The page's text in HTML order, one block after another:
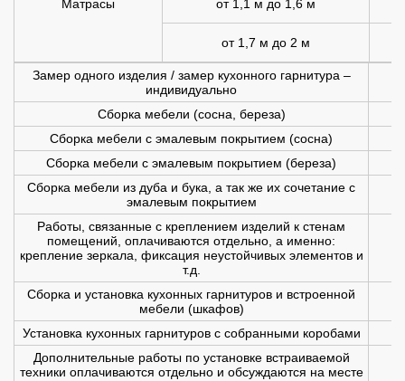
Матрасы от 1,1 м до 1,6 м
от 1,7 м до 2 м
Замер одного изделия / замер кухонного гарнитура –
индивидуально
Сборка мебели (сосна, береза)
Сборка мебели с эмалевым покрытием (сосна)
Сборка мебели с эмалевым покрытием (береза)
Сборка мебели из дуба и бука, а так же их сочетание с
эмалевым покрытием
Работы, связанные с креплением изделий к стенам
помещений, оплачиваются отдельно, а именно:
крепление зеркала, фиксация неустойчивых элементов и
т.д.
Сборка и установка кухонных гарнитуров и встроенной
мебели (шкафов)
Установка кухонных гарнитуров с собранными коробами
Дополнительные работы по установке встраиваемой
техники оплачиваются отдельно и обсуждаются на месте